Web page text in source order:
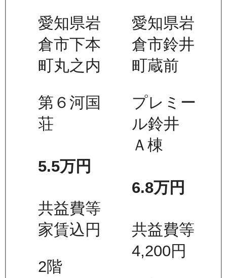
愛知県岩
倉市下本
町丸之内
第６河国
荘
5.5万円
共益費等
家賃込 円
2階
愛知県岩
倉市鈴井
町蔵前
プレミー
ル鈴井
Ａ棟
6.8万円
共益費等
4,200円